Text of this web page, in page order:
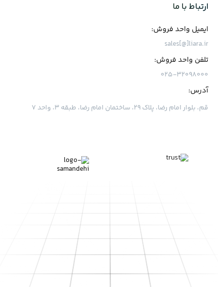
ارتباط با ما
ایمیل واحد فروش:
sales[@]liara.ir
تلفن واحد فروش:
۰۲۵-۳۲۰۹۸۰۰۰
آدرس:
قم، بلوار امام رضا، پلاک ۲۹، ساختمان امام رضا، طبقه ۳، واحد ۷